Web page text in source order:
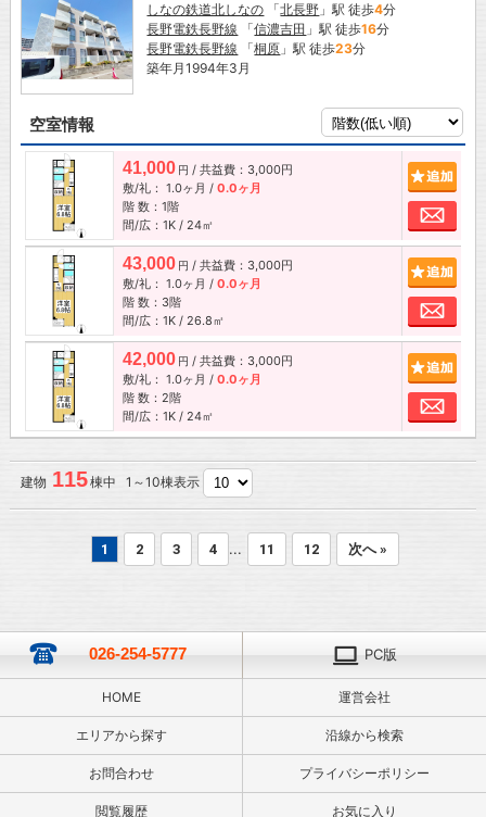
しなの鉄道北しなの 「北長野 」駅 徒歩4分
長野電鉄長野線 「信濃吉田 」駅 徒歩16分
長野電鉄長野線 「桐原 」駅 徒歩23分
築年月1994年3月
空室情報
41,000 円 / 共益費：3,000円
敷/礼： 1.0ヶ月 / 0.0ヶ月
階 数：1階
間/広：1K / 24㎡
お
43,000 円 / 共益費：3,000円
敷/礼： 1.0ヶ月 / 0.0ヶ月
階 数：3階
間/広：1K / 26.8㎡
お
42,000 円 / 共益費：3,000円
敷/礼： 1.0ヶ月 / 0.0ヶ月
階 数：2階
間/広：1K / 24㎡
お
建物 115棟中 1～10棟表示
1 2 3 4 ... 11 12 次へ »
026-254-5777 PC版
HOME 運営会社
エリアから探す 沿線から検索
お問合わせ プライバシーポリシー
閲覧履歴 お気に入り